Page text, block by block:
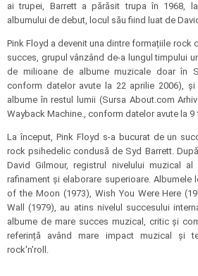
ai trupei, Barrett a părăsit trupa în 1968,
albumului de debut, locul său fiind luat de
Pink Floyd a devenit una dintre formațiile rock
succes, grupul vânzând de-a lungul timpului
de milioane de albume muzicale doar în
conform datelor avute la 22 aprilie 2006),
albume în restul lumii (Sursa About.com
Wayback Machine., conform datelor avute la 9
La început, Pink Floyd s-a bucurat de un
rock psihedelic condusă de Syd Barrett.
David Gilmour, registrul nivelului muzical
rafinament și elaborare superioare. Albumele
of the Moon (1973), Wish You Were Here
Wall (1979), au atins nivelul succesului
albume de mare succes muzical, critic și
referință având mare impact muzical și
rock'n'roll.